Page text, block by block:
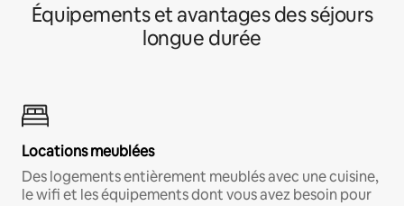
Équipements et avantages des séjours
longue durée
Locations meublées
Des logements entièrement meublés avec une cuisine,
le wifi et les équipements dont vous avez besoin pour